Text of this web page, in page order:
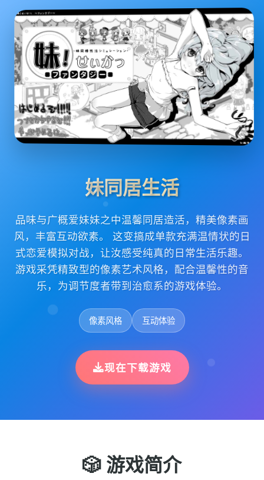
妹同居生活
品味与广概爱妹妹之中温馨同居造活，精美像素画
风，丰富互动欲素。 这变搞成单款充满温情状的日
式恋爱模拟对战，让汝感受纯真的日常生活乐趣。
游戏采凭精致型的像素艺术风格，配合温馨性的音
乐，为调节度者带到治愈系的游戏体验。
像素风格 互动体验
现在下载游戏
🎲 游戏简介